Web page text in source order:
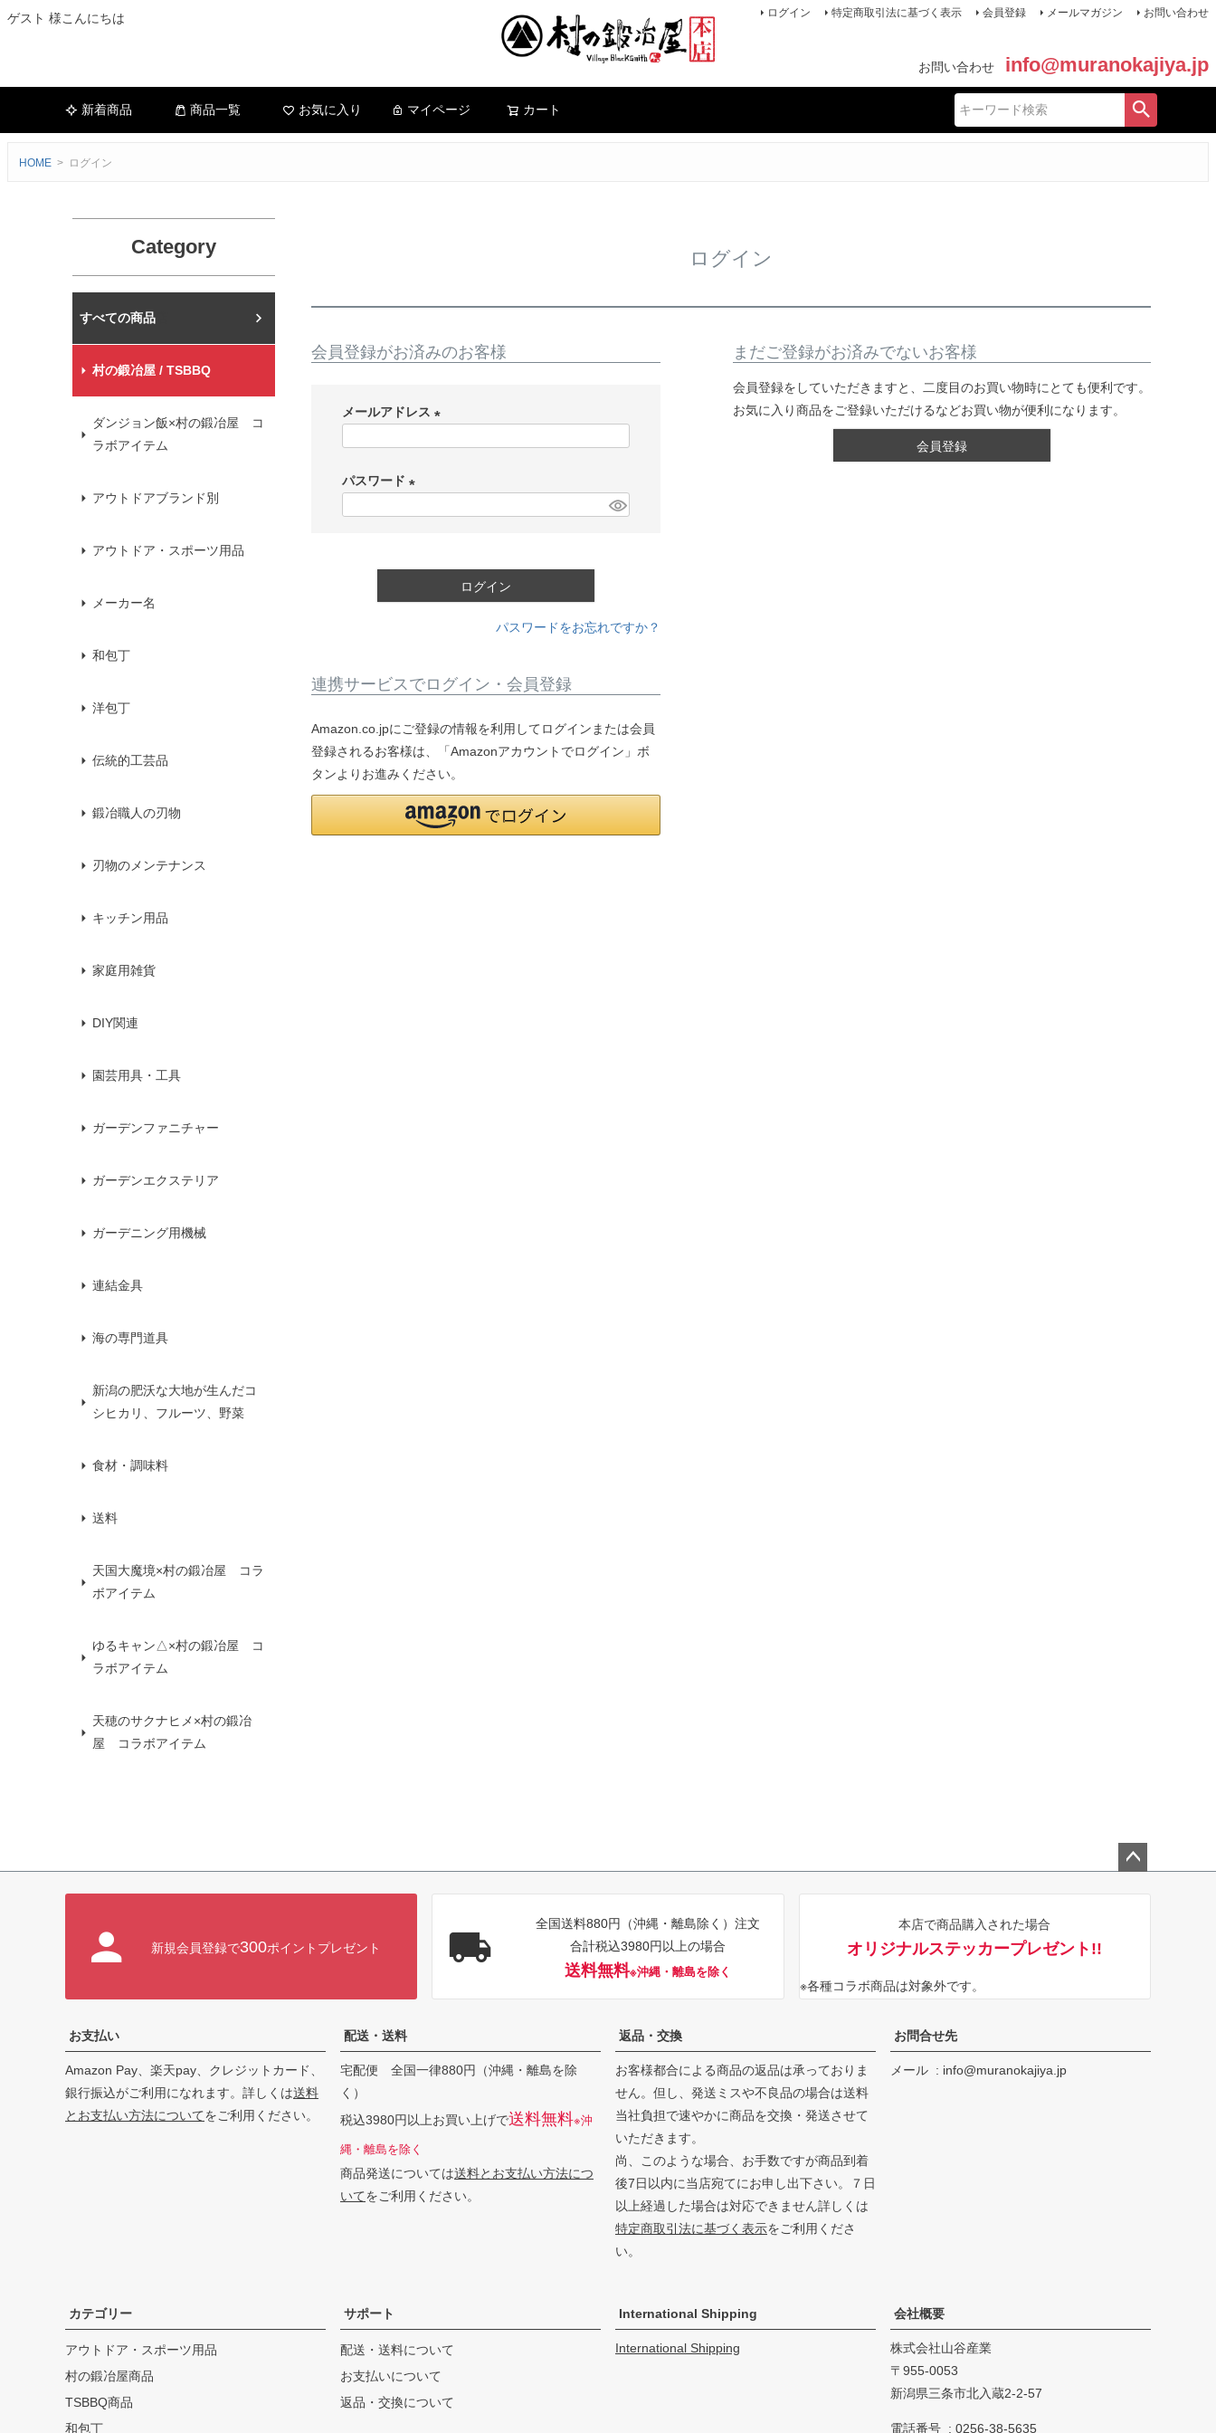
ゲスト 様こんにちは ログイン 特定商取引法に基づく表示 会員登録 メールマガジン お問い合わせ
お問い合わせ info@muranokajiya.jp
新着商品 商品一覧 お気に入り マイページ カート
HOME ログイン
Category
村の鍛冶屋本店
村の鍛冶屋 / TSBBQ
ダンジョン飯×村の鍛冶屋 コ
ラボアイテム
アウトドアブランド別
アウトドア・スポーツ用品
メーカー名
和包丁
洋包丁
伝統的工芸品
鍛冶職人の刃物
刃物のメンテナンス
キッチン用品
家庭用雑貨
DIY関連
園芸用具・工具
ガーデンファニチャー
ガーデンエクステリア
ガーデニング用機械
連結金具
海の専門道具
新潟の肥沃な大地が生んだコ
シヒカリ、フルーツ、野菜
食材・調味料
送料
天国大魔境×村の鍛冶屋 コラ
ボアイテム
ゆるキャン△×村の鍛冶屋 コ
ラボアイテム
天穂のサクナヒメ×村の鍛冶
屋 コラボアイテム
ログイン
会員登録がお済みのお客様
メールアドレス
パスワード
ログイン
パスワードをお忘れですか？
連携サービスでログイン・会員登録
Amazon.co.jpにご登録の情報を利用してログインまたは会員
登録されるお客様は、「Amazonアカウントでログイン」ボ
タンよりお進みください。
まだご登録がお済みでないお客様
会員登録をしていただきますと、二度目のお買い物時にとても便利です。
お気に入り商品をご登録いただけるなどお買い物が便利になります。
会員登録
新規会員登録で300ポイントプレゼント
全国送料880円（沖縄・離島除く）注文
合計税込3980円以上の場合
送料無料※沖縄・離島を除く
本店で商品購入された場合
オリジナルステッカープレゼント!!
※各種コラボ商品は対象外です。
お支払い
Amazon Pay、楽天pay、クレジットカード、
銀行振込がご利用になれます。詳しくは送料
とお支払い方法についてをご利用ください。
配送・送料
宅配便 全国一律880円（沖縄・離島を除
く）
税込3980円以上お買い上げで送料無料※沖
縄・離島を除く
商品発送については送料とお支払い方法につ
いてをご利用ください。
返品・交換
お客様都合による商品の返品は承っておりま
せん。但し、発送ミスや不良品の場合は送料
当社負担で速やかに商品を交換・発送させて
いただきます。
尚、このような場合、お手数ですが商品到着
後7日以内に当店宛てにお申し出下さい。７日
以上経過した場合は対応できません詳しくは
特定商取引法に基づく表示をご利用くださ
い。
お問合せ先
メール info@muranokajiya.jp
カテゴリー
アウトドア・スポーツ用品
村の鍛冶屋商品
TSBBQ商品
和包丁
サポート
配送・送料について
お支払いについて
返品・交換について
International Shipping
International Shipping
会社概要
株式会社山谷産業
955-0053
新潟県三条市北入蔵2-2-57
電話番号 0256-38-5635